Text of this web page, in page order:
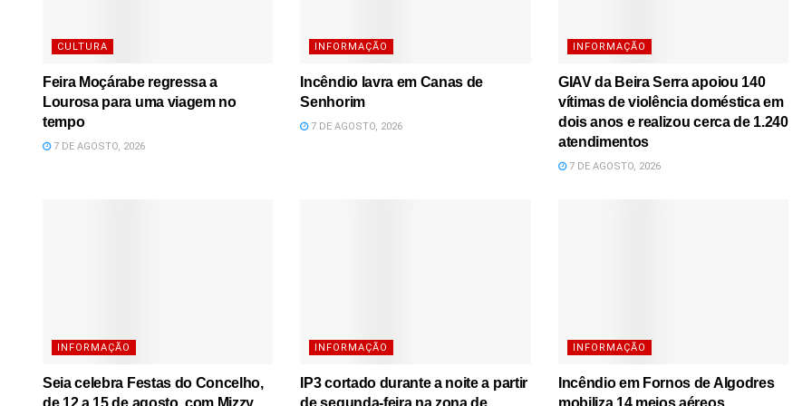
CULTURA
Feira Moçárabe regressa a
Lourosa para uma viagem no
tempo
7 DE AGOSTO, 2026
INFORMAÇÃO
Incêndio lavra em Canas de
Senhorim
7 DE AGOSTO, 2026
INFORMAÇÃO
GIAV da Beira Serra apoiou 140
vítimas de violência doméstica em
dois anos e realizou cerca de 1.240
atendimentos
7 DE AGOSTO, 2026
INFORMAÇÃO
Seia celebra Festas do Concelho,
de 12 a 15 de agosto, com Mizzy
INFORMAÇÃO
IP3 cortado durante a noite a partir
de segunda-feira na zona de
INFORMAÇÃO
Incêndio em Fornos de Algodres
mobiliza 14 meios aéreos